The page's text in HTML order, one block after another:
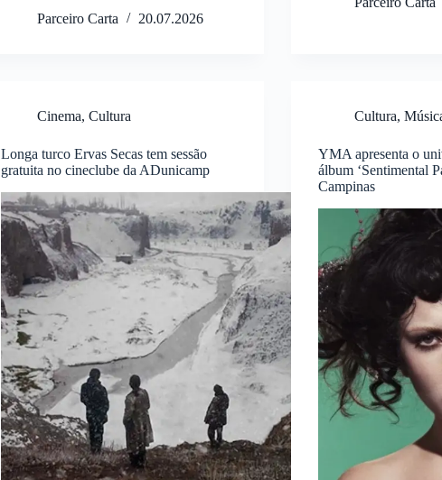
Parceiro Carta
20.07.2026
Cinema,Cultura
Longa turco Ervas Secas tem sessão
gratuita no cineclube da ADunicamp
Cultura,
YMA apresenta o
álbum ‘Sentimental
Campinas